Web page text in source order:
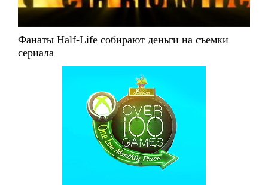
Фанаты Half-Life собирают деньги на съемки
сериала